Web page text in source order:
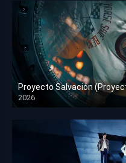
Proyecto Salvación
2026
HD 1080p